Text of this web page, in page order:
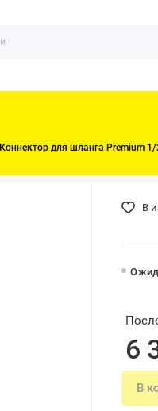
Коннектор для шланга Premium
6
В
В